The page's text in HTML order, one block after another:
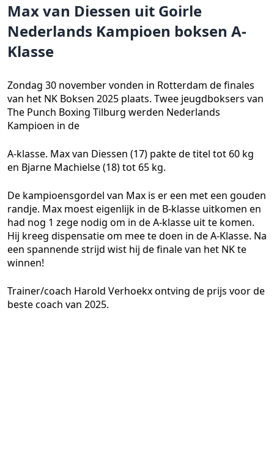
Max van Diessen uit Goirle
Nederlands Kampioen boksen A-
Klasse
Zondag 30 november vonden in Rotterdam de finales
van het NK Boksen 2025 plaats. Twee jeugdboksers van
The Punch Boxing Tilburg werden Nederlands
Kampioen in de
A-klasse. Max van Diessen (17) pakte de titel tot 60 kg
en Bjarne Machielse (18) tot 65 kg.
De kampioensgordel van Max is er een met een gouden
randje. Max moest eigenlijk in de B-klasse uitkomen en
had nog 1 zege nodig om in de A-klasse uit te komen.
Hij kreeg dispensatie om mee te doen in de A-Klasse. Na
een spannende strijd wist hij de finale van het NK te
winnen!
Trainer/coach Harold Verhoekx ontving de prijs voor de
beste coach van 2025.